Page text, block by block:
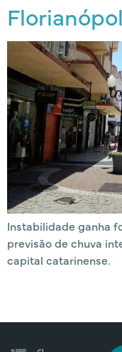
Instabilidade ganha
previsão de chuva
capital catarinense.